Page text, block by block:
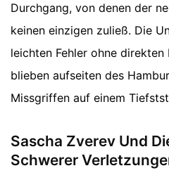
Durchgang, von denen der
keinen einzigen zuließ. Die
leichten Fehler ohne direkten
blieben aufseiten des
Missgriffen auf einem
Sascha Zverev Und
Schwerer